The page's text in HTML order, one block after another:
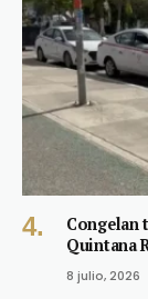
Congelan
Quintana
8 julio, 2026